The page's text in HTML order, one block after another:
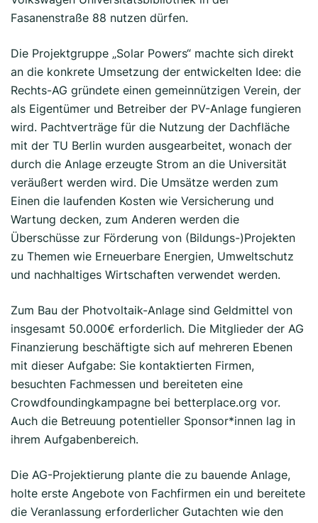
Fasanenstraße 88 nutzen dürfen.
Die Projektgruppe „Solar Powers“ machte sich direkt
an die konkrete Umsetzung der entwickelten Idee: die
Rechts-AG gründete einen gemeinnützigen Verein, der
als Eigentümer und Betreiber der PV-Anlage fungieren
wird. Pachtverträge für die Nutzung der Dachfläche
mit der TU Berlin wurden ausgearbeitet, wonach der
durch die Anlage erzeugte Strom an die Universität
veräußert werden wird. Die Umsätze werden zum
Einen die laufenden Kosten wie Versicherung und
Wartung decken, zum Anderen werden die
Überschüsse zur Förderung von (Bildungs-)Projekten
zu Themen wie Erneuerbare Energien, Umweltschutz
und nachhaltiges Wirtschaften verwendet werden.
Zum Bau der Photvoltaik-Anlage sind Geldmittel von
insgesamt 50.000€ erforderlich. Die Mitglieder der AG
Finanzierung beschäftigte sich auf mehreren Ebenen
mit dieser Aufgabe: Sie kontaktierten Firmen,
besuchten Fachmessen und bereiteten eine
Crowdfoundingkampagne bei betterplace.org vor.
Auch die Betreuung potentieller Sponsor*innen lag in
ihrem Aufgabenbereich.
Die AG-Projektierung plante die zu bauende Anlage,
holte erste Angebote von Fachfirmen ein und bereitete
die Veranlassung erforderlicher Gutachten wie den